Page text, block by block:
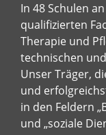
In 48 Schulen
qualifizierten
Therapie und
technischen
Unser Träger,
und
in den Feldern
und „soziale